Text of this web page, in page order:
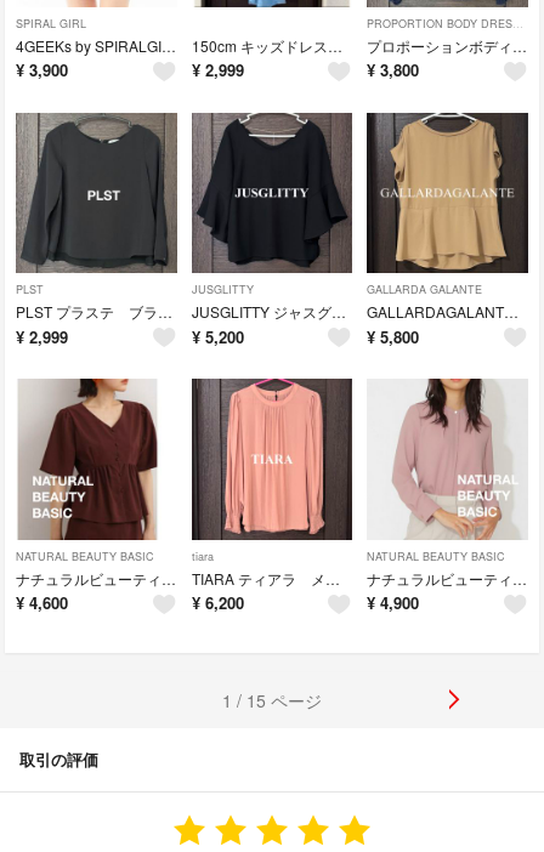
SPIRAL GIRL
4GEEKs by SPIRALGIRL ディズニー ミニー デニム スカート
¥ 3,900
150cm キッズドレス 子供ドレス パール レース レイヤード リボン
¥ 2,999
PROPORTION BODY DRESSING
プロポーションボディドレッシング ブラウス Ｖネック パール ネイビー 紺
¥ 3,800
PLST
PLST プラステ ブラウス レイヤード ジョーゼット オフィス 通勤
¥ 2,999
JUSGLITTY
JUSGLITTY ジャスグリッティー Ｖネック フレア袖 ブラウス ブラック
¥ 5,200
GALLARDA GALANTE
GALLARDAGALANTE ガリャルダガランテ ブラウス ペプラム ギャザー
¥ 5,800
NATURAL BEAUTY BASIC
ナチュラルビューティーベーシック ペプラム ブラウス Ｖネック ハーフスリーブ
¥ 4,600
tiara
TIARA ティアラ メルローズ ブラウス オフィス 通勤
¥ 6,200
NATURAL BEAUTY BASIC
ナチュラルビューティーベーシック フロントタック ブラウス オフィス 通勤
¥ 4,900
1 / 15 ページ
取引の評価